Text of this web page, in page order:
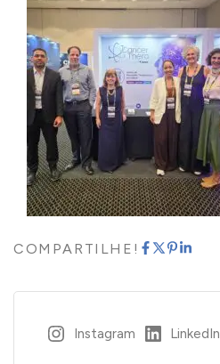
COMPARTILHE!
Instagram LinkedIn